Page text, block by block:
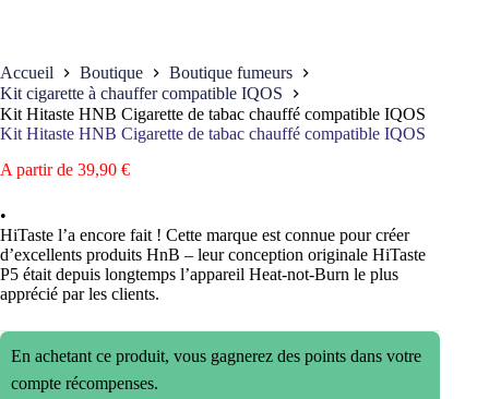
Accueil Boutique
Boutique fumeurs
Kit cigarette à chauffer compatible IQOS
Kit Hitaste HNB Cigarette de tabac chauffé compatible IQOS
Kit Hitaste HNB Cigarette de tabac chauffé compatible IQOS
A partir de 39,90 €
•
HiTaste l’a encore fait ! Cette marque est connue pour créer
d’excellents produits HnB – leur conception originale HiTaste
P5 était depuis longtemps l’appareil Heat-not-Burn le plus
apprécié par les clients.
En achetant ce produit, vous gagnerez des points dans votre
compte récompenses.